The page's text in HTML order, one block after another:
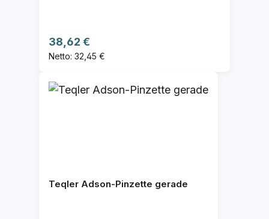
Regulärer Preis:
38,62 €
Netto: 32,45 €
Teqler Adson-Pinzette gerade